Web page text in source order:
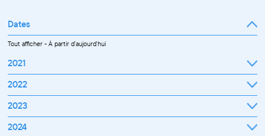
Dates
Tout afficher-À partir d'aujourd'hui
2021
Septembre
Novembre
Décembre
2022
Janvier
Mars
Avril
2023
Janvier
2024